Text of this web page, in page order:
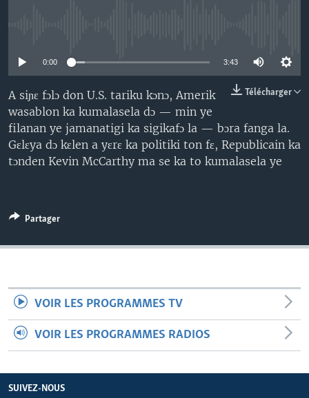
Langues
0:00 3:43
Télécharger
A siɲɛ fɔlɔ don U.S. tariku kɔnɔ, Amerik
wasablon ka kumalasela dɔ — min ye
filanan ye jamanatigi ka sigikafɔ la — bɔra fanga la.
Gɛlɛya dɔ kɛlen a yɛrɛ ka politiki ton fɛ, Republicain ka
tɔnden Kevin McCarthy ma se ka to kumalasela ye
Partager
VOIR LES PROGRAMMES TV
VOIR LES PROGRAMMES RADIOS
SUIVEZ-NOUS